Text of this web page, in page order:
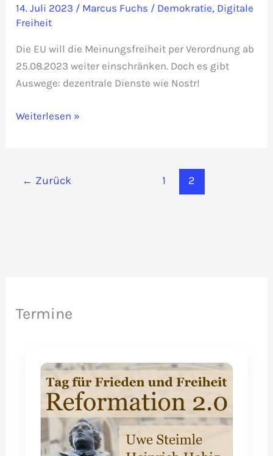
14. Juli 2023 / Marcus Fuchs / Demokratie, Digitale
Freiheit
Die EU will die Meinungsfreiheit per Verordnung ab
25.08.2023 weiter einschränken. Doch es gibt
Auswege: dezentrale Dienste wie Nostr!
Ende
EU-
Weiterlesen »
← Zurück 1 2
Termine